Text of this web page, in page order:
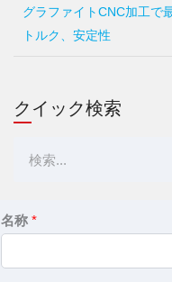
グラファイトCNC加工で
トルク、安定性
クイック検索
名称 *